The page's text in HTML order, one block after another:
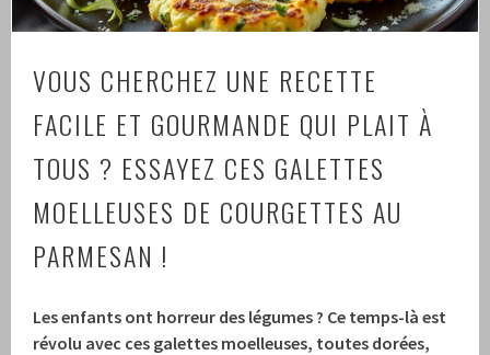
VOUS CHERCHEZ UNE RECETTE
FACILE ET GOURMANDE QUI PLAIT À
TOUS ? ESSAYEZ CES GALETTES
MOELLEUSES DE COURGETTES AU
PARMESAN !
Les enfants ont horreur des légumes ? Ce temps-là est
révolu avec ces galettes moelleuses, toutes dorées,